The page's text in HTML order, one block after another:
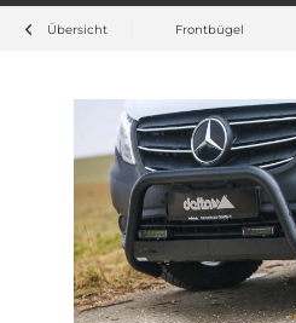
Übersicht Frontbügel